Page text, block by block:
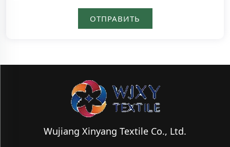
Wujiang Xinyang Textile Co., Ltd.